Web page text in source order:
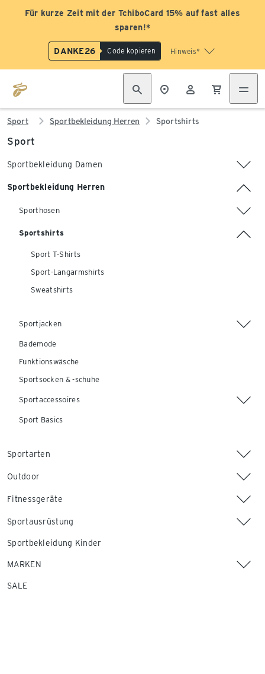
Für kurze Zeit mit der TchiboCard 15% auf fast alles
sparen!*
DANKE26 Code kopieren Hinweis*
Sport Sportbekleidung Herren Sportshirts
Sport
Sportbekleidung Damen
Sportbekleidung Herren
Sporthosen
Sportshirts
Sport T-Shirts
Sport-Langarmshirts
Sweatshirts
Sportjacken
Bademode
Funktionswäsche
Sportsocken & -schuhe
Sportaccessoires
Sport Basics
Sportarten
Outdoor
Fitnessgeräte
Sportausrüstung
Sportbekleidung Kinder
MARKEN
SALE